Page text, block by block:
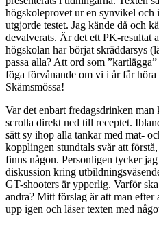
högskoleprovet ur en synvikel och
utgjorde testet. Jag kände då och
devalverats. Är det ett PK-resultat
högskolan har börjat skräddarsys
passa alla? Att ord som
föga förvånande om vi i år får höra
Skämsmössa!
Var det enbart fredagsdrinken
scrolla direkt ned till receptet.
sätt sy ihop alla tankar med mat-
kopplingen stundtals svår att
finns någon. Personligen tycker
diskussion kring
GT-shooters är ypperlig. Varför
andra? Mitt förslag är att man efter
upp igen och läser texten med